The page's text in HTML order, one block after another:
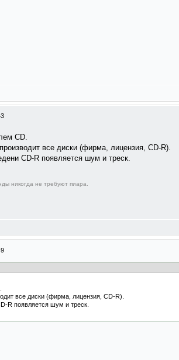
CD.
все диски (фирма, лицензия, CD-R).
CD-R появляется шум и треск.
никогда не требуют пиара.
все диски (фирма, лицензия, CD-R).
R появляется шум и треск.